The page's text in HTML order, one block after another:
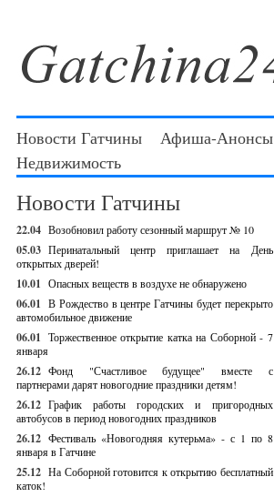
Новости Гатчины Афиша-Анонсы
Недвижимость
Новости Гатчины
22.04 Возобновил работу сезонный маршрут № 10
05.03 Перинатальный центр приглашает на День
открытых дверей!
10.01 Опасных веществ в воздухе не обнаружено
06.01 В Рождество в центре Гатчины будет перекрыто
автомобильное движение
06.01 Торжественное открытие катка на Соборной - 7
января
26.12 Фонд "Счастливое будущее" вместе с
партнерами дарят новогодние праздники детям!
26.12 График работы городских и пригородных
автобусов в период новогодних праздников
26.12 Фестиваль «Новогодняя кутерьма» - с 1 по 8
января в Гатчине
25.12 На Соборной готовится к открытию бесплатный
каток!